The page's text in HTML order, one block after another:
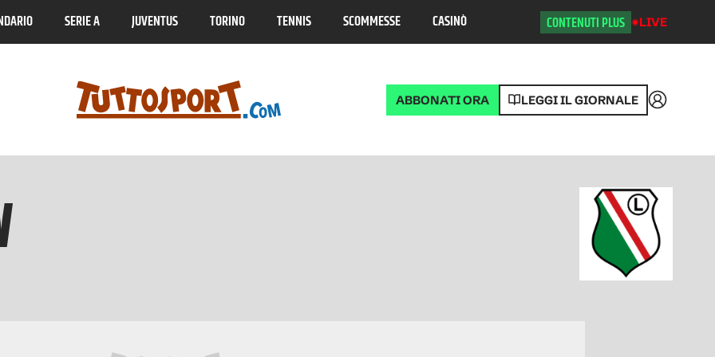
SERIE A JUVENTUS TORINO TENNIS SCOMMESSE CASINÒ CONTENUTI PLUS LIVE
ABBONATI ORA LEGGI IL GIORNALE Accedi